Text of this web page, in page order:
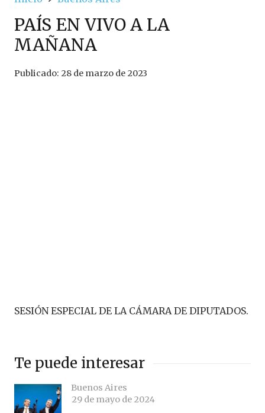
PAÍS EN VIVO A LA
MAÑANA
Publicado: 28 de marzo de 2023
SESIÓN ESPECIAL DE LA CÁMARA DE DIPUTADOS.
Te puede interesar
Buenos Aires
29 de mayo de 2024